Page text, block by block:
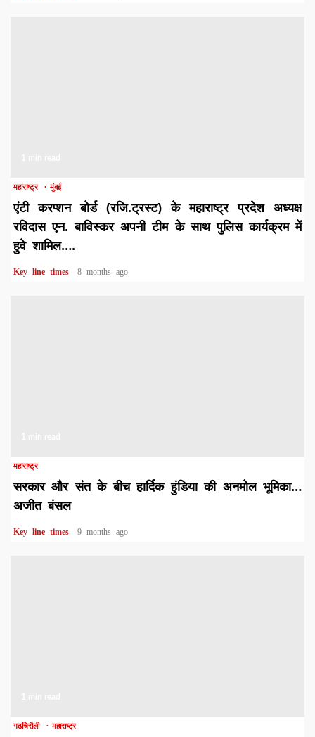
महाराष्ट्र मुंबई
एंटी करप्शन बोर्ड (रजि.ट्रस्ट) के महाराष्ट्र प्रदेश अध्यक्ष
रविदास एन. बाविस्कर अपनी टीम के साथ पुलिस कार्यक्रम में
हुवे शामिल….
Key line times 8 months ago
महाराष्ट्र
सरकार और संत के बीच हार्दिक हुंडिया की अनमोल भूमिका…
अजीत बंसल
Key line times 9 months ago
गढचिरौली महाराष्ट्र